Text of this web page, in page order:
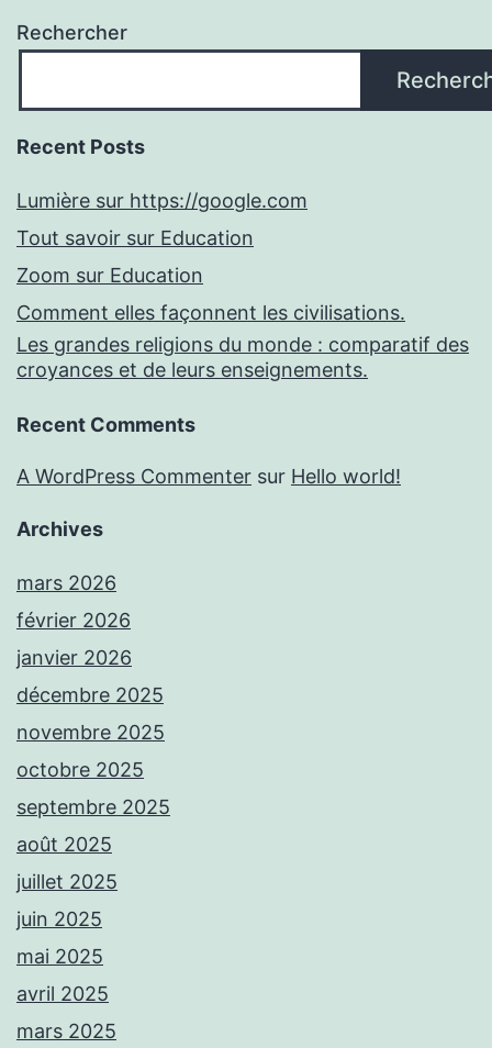
Rechercher
Recent Posts
Lumière sur https://google.com
Tout savoir sur Education
Zoom sur Education
Comment elles façonnent les civilisations.
Les grandes religions du monde : comparatif des
croyances et de leurs enseignements.
Recent Comments
A WordPress Commenter sur Hello world!
Archives
mars 2026
février 2026
janvier 2026
décembre 2025
novembre 2025
octobre 2025
septembre 2025
août 2025
juillet 2025
juin 2025
mai 2025
avril 2025
mars 2025